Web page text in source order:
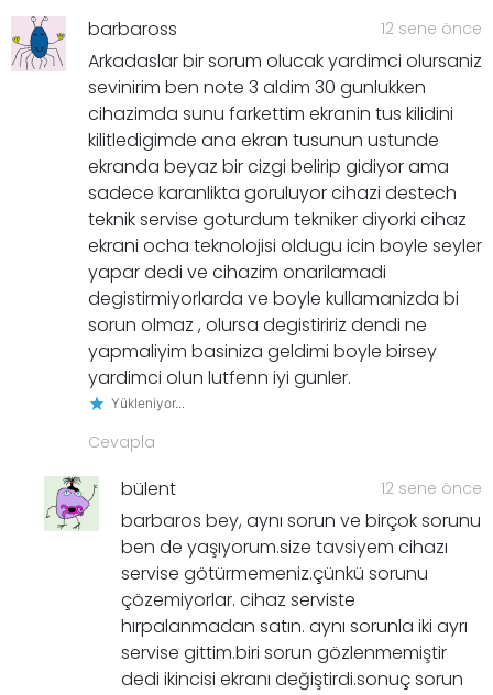
barbaross 12 sene önce
Arkadaslar bir sorum olucak yardimci olursaniz
sevinirim ben note 3 aldim 30 gunlukken
cihazimda sunu farkettim ekranin tus kilidini
kilitledigimde ana ekran tusunun ustunde
ekranda beyaz bir cizgi belirip gidiyor ama
sadece karanlikta goruluyor cihazi destech
teknik servise goturdum tekniker diyorki cihaz
ekrani ocha teknolojisi oldugu icin boyle seyler
yapar dedi ve cihazim onarilamadi
degistirmiyorlarda ve boyle kullamanizda bi
sorun olmaz , olursa degistiririz dendi ne
yapmaliyim basiniza geldimi boyle birsey
yardimci olun lutfenn iyi gunler.
Yükleniyor...
Cevapla
bülent 12 sene önce
barbaros bey, aynı sorun ve birçok sorunu
ben de yaşıyorum.size tavsiyem cihazı
servise götürmemeniz.çünkü sorunu
çözemiyorlar. cihaz serviste
hırpalanmadan satın. aynı sorunla iki ayrı
servise gittim.biri sorun gözlenmemiştir
dedi ikincisi ekranı değiştirdi.sonuç sorun